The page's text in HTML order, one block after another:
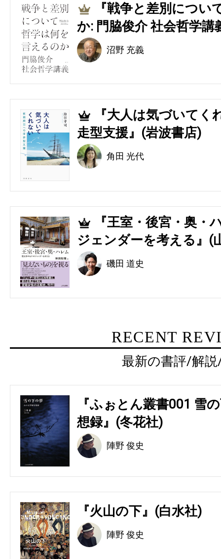
3
『戦争と差別につ
か: 門脇俊介 社会哲学講
沼野 充義
4
『大人は気づいてく
走型支援』(岩波書店)
角田 光代
5
『王室・後宮・奥・
ジェンダーを考える』(
磯田 道史
RECENT
最新の書評/解
『ふぉとん叢書001 雪
想録』(冬花社)
陣野 俊史
『火山の下』(白水社)
陣野 俊史